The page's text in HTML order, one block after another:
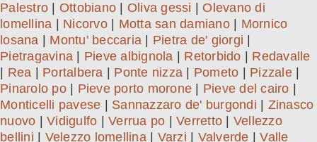
Palestro
Ottobiano Oliva gessi
Olevano di
lomellina
Nicorvo| Motta san damiano| Mornico
losana
Montu' beccaria Pietra de' giorgi
Pietragavina
Pieve albignola Retorbido
Redavalle
Rea Portalbera Ponte nizza Pometo Pizzale|
Pinarolo po| Pieve porto morone Pieve del cairo
Monticelli pavese
Sannazzaro de' burgondi
Zinasco
nuovo
Vidigulfo Verrua po Verretto
Vellezzo
bellini
Velezzo lomellina| Varzi Valverde |Valle